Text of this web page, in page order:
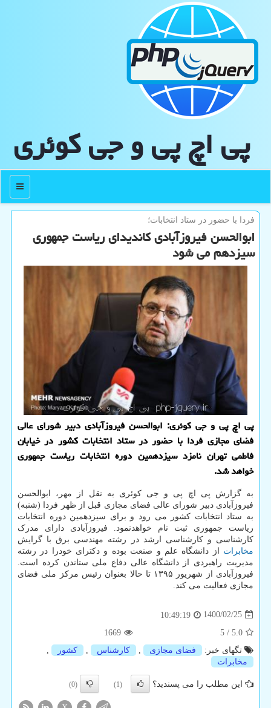
پی اچ پی و جی كوئری
منو
فردا با حضور در ستاد انتخابات؛
ابوالحسن فیروزآبادی كاندیدای ریاست جمهوری
سیزدهم می شود
پی اچ پی و جی کوئری: ابوالحسن فیروزآبادی دبیر شورای عالی
فضای مجازی فردا با حضور در ستاد انتخابات کشور در خیابان
فاطمی تهران نامزد سیزدهمین دوره انتخابات ریاست جمهوری
خواهد شد.
به گزارش پی اچ پی و جی کوئری به نقل از مهر، ابوالحسن
فیروزآبادی دبیر شورای عالی فضای مجازی قبل از ظهر فردا (شنبه)
به ستاد انتخابات کشور می رود و برای سیزدهمین دوره انتخابات
ریاست جمهوری ثبت نام خواهدنمود. فیروزآبادی دارای مدرک
کارشناسی و کارشناسی ارشد در رشته مهندسی برق با گرایش
مخابرات از دانشگاه علم و صنعت بوده و دکترای خودرا در رشته
مدیریت راهبردی از دانشگاه عالی دفاع ملی ستاندن کرده است.
فیروزآبادی از شهریور ۱۳۹۵ تا حالا بعنوان رئیس مرکز ملی فضای
مجازی فعالیت می کند.
1400/02/25
10:49:19
5.0
/
5
1669
تگهای خبر:
فضای مجازی , كارشناس , كشور
,
مخابرات
این مطلب را می پسندید؟ (1)
(0)